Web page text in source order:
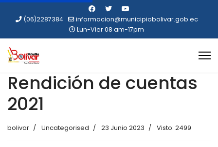
(06)2287384
informacion@municipiobolivar.gob.ec
Lun-Vier 08 am-17pm
Rendición de cuentas
2021
bolivar Uncategorised 23 Junio 2023 Visto: 2499